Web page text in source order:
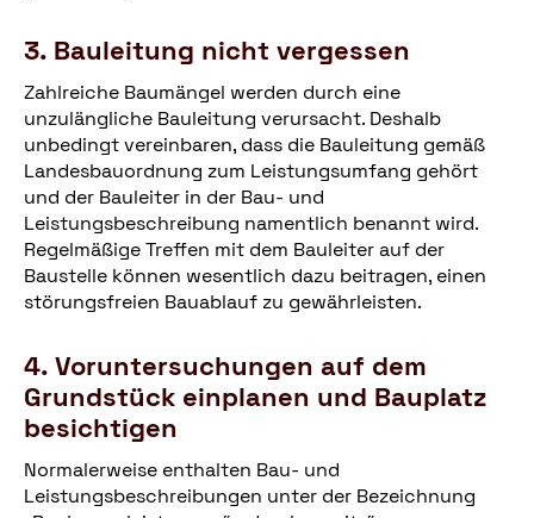
3. Bauleitung nicht vergessen
Zahlreiche Baumängel werden durch eine
unzulängliche Bauleitung verursacht. Deshalb
unbedingt vereinbaren, dass die Bauleitung gemäß
Landesbauordnung zum Leistungsumfang gehört
und der Bauleiter in der Bau- und
Leistungsbeschreibung namentlich benannt wird.
Regelmäßige Treffen mit dem Bauleiter auf der
Baustelle können wesentlich dazu beitragen, einen
störungsfreien Bauablauf zu gewährleisten.
4. Voruntersuchungen auf dem
Grundstück einplanen und Bauplatz
besichtigen
Normalerweise enthalten Bau- und
Leistungsbeschreibungen unter der Bezeichnung